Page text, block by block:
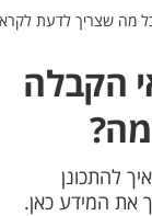
מה שצריך לדעת
הקבלה
להתכונן
את המידע כאן.